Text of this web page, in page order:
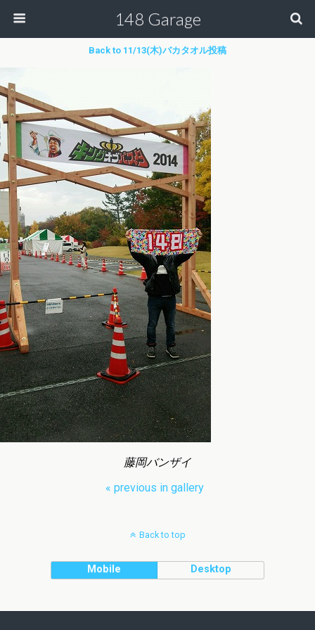
148 Garage
Back to 11/13(木)バカタオル投稿
藤岡バンザイ
« previous in gallery
Back to top
Mobile Desktop